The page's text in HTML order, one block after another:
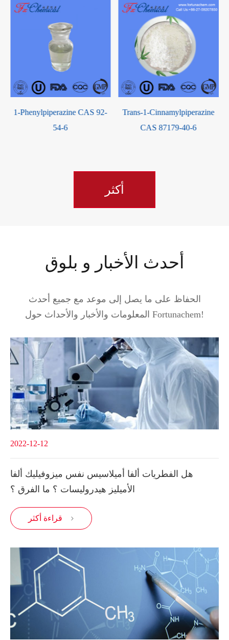
Trans-1-Cinnamylpiperazine
CAS 87179-40-6
دابوكسيتين هيدروكلوريد كاس
129938-20-1
أكثر
أحدث الأخبار و بلوق
الحفاظ على ما يصل إلى موعد مع جميع أحدث
المعلومات والأخبار والأحداث حول Fortunachem!
2022-12-12
هل الفطريات ألفا أميلاسيس نفس ميزوفيليك ألفا
الأميليز هيدروليسات ؟ ما الفرق ؟
قراءة أكثر 